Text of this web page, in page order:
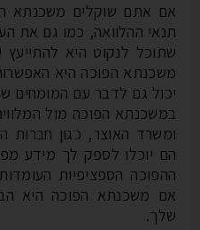
אתם שוקלים משכנתא
ההלוואה, כמו גם את
לנקוט היא להתייעץ עם
הפוכה היא האפשרות
גם לדבר עם המומחים של
הפוכה מול המלווים
האוצר, כגון חברות
יוכלו לספק לך מידע מפורט
הספציפיות העומדות
משכנתא הפוכה היא הבחירה